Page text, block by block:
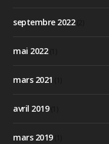
septembre 2022(2)
mai 2022(1)
mars 2021
avril 2019(1)
mars 2019(1)